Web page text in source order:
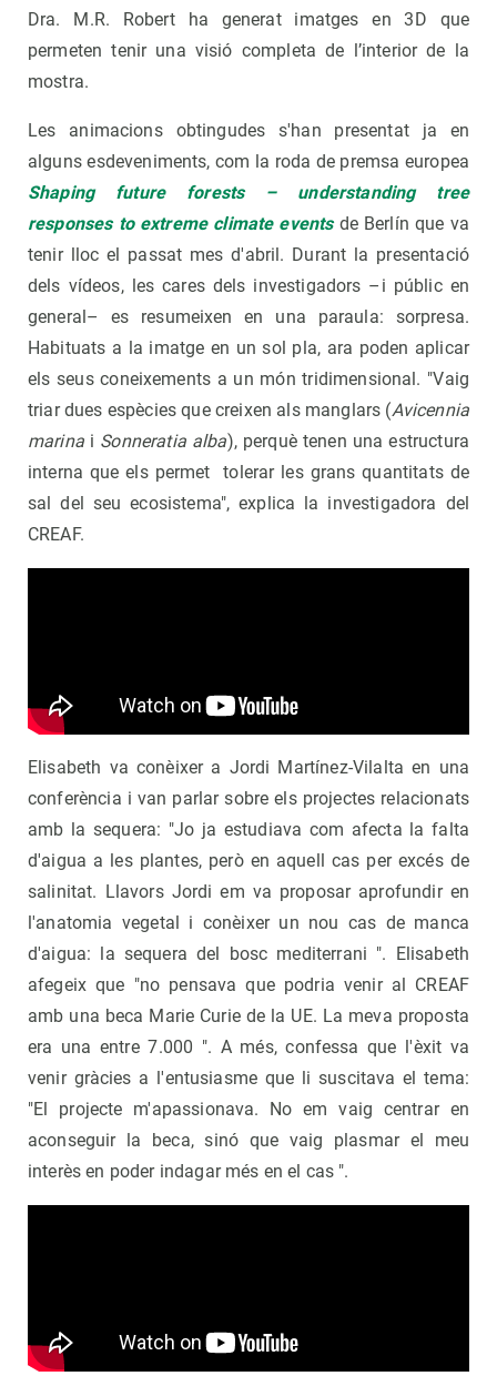
Dra. M.R. Robert ha generat imatges en 3D que
permeten tenir una visió completa de l’interior de la
mostra.
Les animacions obtingudes s'han presentat ja en
alguns esdeveniments, com la roda de premsa europea
Shaping future forests
– understanding tree
responses to extreme climate eventsde Berlín que va
tenir lloc el passat mes d'abril. Durant la presentació
dels vídeos, les cares dels investigadors –i públic en
general– es resumeixen en una paraula: sorpresa.
Habituats a la imatge en un sol pla, ara poden aplicar
els seus coneixements a un món tridimensional. "Vaig
triar dues espècies que creixen als manglars (Avicennia
marina i Sonneratia alba), perquè tenen una estructura
interna que els permet tolerar les grans quantitats de
sal del seu ecosistema", explica la investigadora del
CREAF.
Elisabeth va conèixer a Jordi Martínez-Vilalta en una
conferència i van parlar sobre els projectes relacionats
amb la sequera: "Jo ja estudiava com afecta la falta
d'aigua a les plantes, però en aquell cas per excés de
salinitat. Llavors Jordi em va proposar aprofundir en
l'anatomia vegetal i conèixer un nou cas de manca
d'aigua: la sequera del bosc mediterrani ". Elisabeth
afegeix que "no pensava que podria venir al CREAF
amb una beca Marie Curie de la UE. La meva proposta
era una entre 7.000 ". A més, confessa que l'èxit va
venir gràcies a l'entusiasme que li suscitava el tema:
"El projecte m'apassionava. No em vaig centrar en
aconseguir la beca, sinó que vaig plasmar el meu
interès en poder indagar més en el cas ".